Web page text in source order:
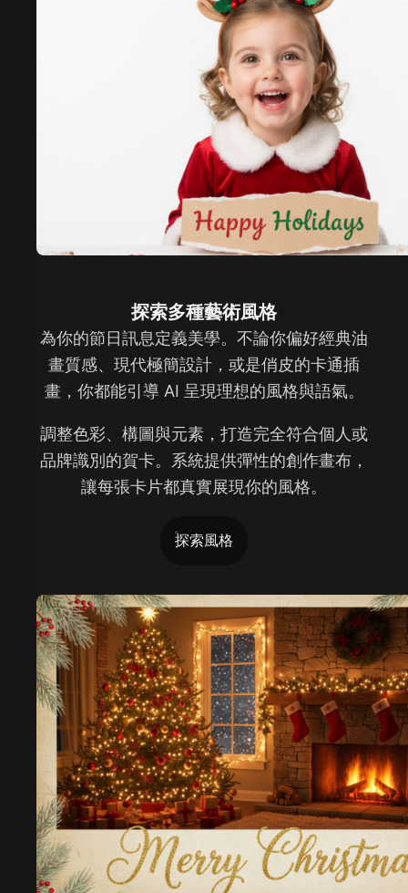
探索多種藝術風格
為你的節日訊息定義美學。不論你偏好經典油
畫質感、現代極簡設計，或是俏皮的卡通插
畫，你都能引導 AI 呈現理想的風格與語氣。
調整色彩、構圖與元素，打造完全符合個人或
品牌識別的賀卡。系統提供彈性的創作畫布，
讓每張卡片都真實展現你的風格。
探索風格